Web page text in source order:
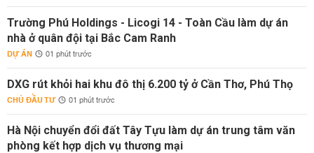
Trường Phú Holdings - Licogi 14 - Toàn Cầu làm dự án
nhà ở quân đội tại Bắc Cam Ranh
DỰ ÁN 01 phút trước
DXG rút khỏi hai khu đô thị 6.200 tỷ ở Cần Thơ, Phú Thọ
CHỦ ĐẦU TƯ 01 phút trước
Hà Nội chuyển đổi đất Tây Tựu làm dự án trung tâm văn
phòng kết hợp dịch vụ thương mại